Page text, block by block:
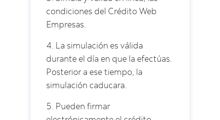
condiciones del Crédito Web
Empresas.
4. La simulación es válida
durante el día en que la efectúas.
Posterior a ese tiempo, la
simulación caducara.
5. Pueden firmar